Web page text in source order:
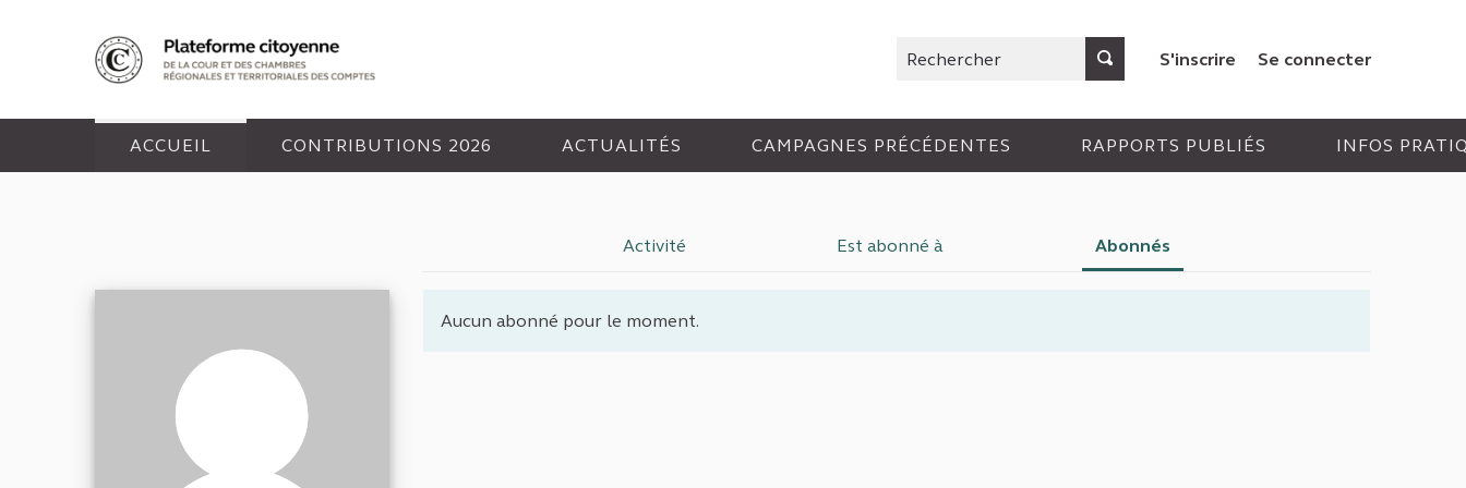
Rechercher S'inscrire Se connecter
ACCUEIL CONTRIBUTIONS 2026 ACTUALITÉS CAMPAGNES PRÉCÉDENTES RAPPORTS PUBLIÉS INFOS
Activité Est abonné à Abonnés
Aucun abonné pour le moment.